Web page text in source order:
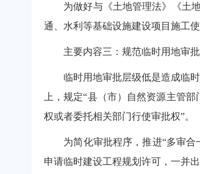
为做好与《土地管理法》《土地
通、水利等基础设施建设项目施工
主要内容三：规范临时用地审批
临时用地审批层级低是造成临时
上，规定“县（市）自然资源主管
权或者委托相关部门行使审批权”。
为简化审批程序，推进“多审合一
申请临时建设工程规划许可，一并出